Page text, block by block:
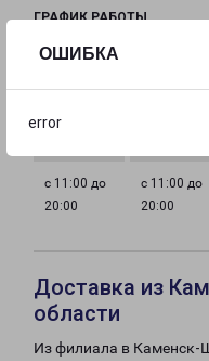
ОШИБКА
error
ГРАФИК РАБОТЫ
с 11:00 до
с 11:00 до
с 11:00 до
20:00
с 11:00 до
20:00
Доставка из
области
Из филиала в Каменск-